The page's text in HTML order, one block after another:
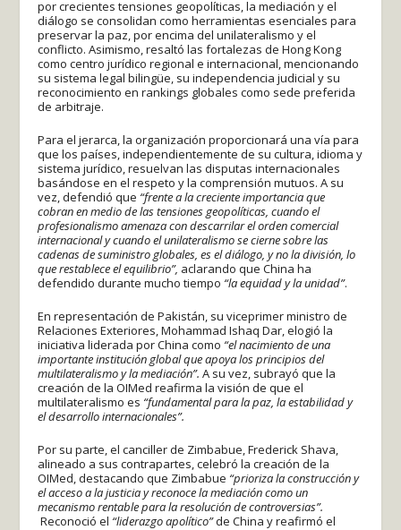
por crecientes tensiones geopolíticas, la mediación y el
diálogo se consolidan como herramientas esenciales para
preservar la paz, por encima del unilateralismo y el
conflicto. Asimismo, resaltó las fortalezas de Hong Kong
como centro jurídico regional e internacional, mencionando
su sistema legal bilingüe, su independencia judicial y su
reconocimiento en rankings globales como sede preferida
de arbitraje.
Para el jerarca, la organización proporcionará una vía para
que los países, independientemente de su cultura, idioma y
sistema jurídico, resuelvan las disputas internacionales
basándose en el respeto y la comprensión mutuos. A su
vez, defendió que “frente a la creciente importancia que
cobran en medio de las tensiones geopolíticas, cuando el
profesionalismo amenaza con descarrilar el orden comercial
internacional y cuando el unilateralismo se cierne sobre las
cadenas de suministro globales, es el diálogo, y no la división, lo
que restablece el equilibrio”, aclarando que China ha
defendido durante mucho tiempo “la equidad y la unidad”.
En representación de Pakistán, su viceprimer ministro de
Relaciones Exteriores, Mohammad Ishaq Dar, elogió la
iniciativa liderada por China como “el nacimiento de una
importante institución global que apoya los principios del
multilateralismo y la mediación”. A su vez, subrayó que la
creación de la OIMed reafirma la visión de que el
multilateralismo es “fundamental para la paz, la estabilidad y
el desarrollo internacionales”.
Por su parte, el canciller de Zimbabue, Frederick Shava,
alineado a sus contrapartes, celebró la creación de la
OIMed, destacando que Zimbabue “prioriza la construcción y
el acceso a la justicia y reconoce la mediación como un
mecanismo rentable para la resolución de controversias”.
Reconoció el “liderazgo apolítico”de China y reafirmó el